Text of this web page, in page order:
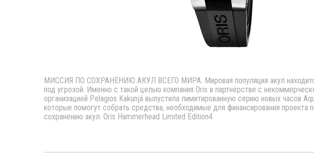
МИССИЯ ПО СОХРАНЕНИЮ АКУЛ ВСЕГО МИРА. Мировая популяция акул
под угрозой. Именно с такой целью компания Oris в партнёрстве с
организацией Pelagios Kakunjá выпустила лимитированную серию новых часов
которые помогут собрать средства, необходимые для финансирования проекта
сохранению акул. Oris Hammerhead Limited Edition4